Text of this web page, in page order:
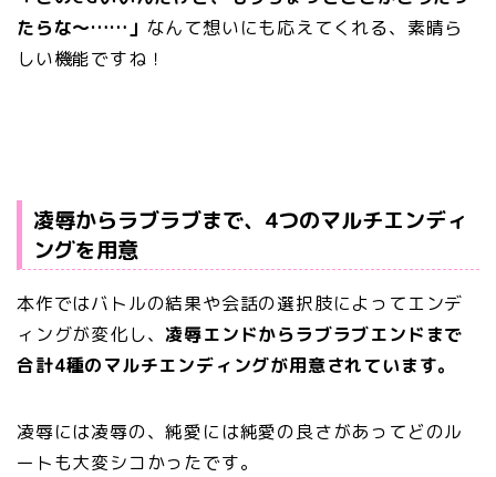
たらな～……」 なんて想いにも応えてくれる、素晴ら
しい機能ですね！
凌辱からラブラブまで、4つのマルチエンディ
ングを用意
本作ではバトルの結果や会話の選択肢によってエンデ
ィングが変化し、凌辱エンドからラブラブエンドまで
合計4種のマルチエンディングが用意されています。
凌辱には凌辱の、純愛には純愛の良さがあってどのル
ートも大変シコかったです。